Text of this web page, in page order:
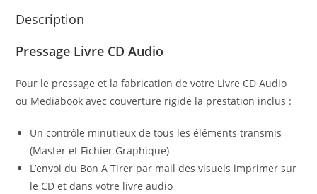
Description
Pressage Livre CD Audio
Pour le pressage et la fabrication de votre Livre CD Audio
ou Mediabook avec couverture rigide la prestation inclus :
Un contrôle minutieux de tous les éléments transmis
(Master et Fichier Graphique)
L’envoi du Bon A Tirer par mail des visuels imprimer sur
le CD et dans votre livre audio